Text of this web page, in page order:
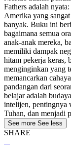
Fathers adalah
Amerika yang
banyak. Buku ini
bagaimana semua
anak-anak mereka,
memiliki dampak
hitam pekerja keras,
menginginkan yang
memancarkan
pandangan dari
belajar adalah
intelijen, pentingnya
Tuhan, dan menjadi
See more See less
SHARE